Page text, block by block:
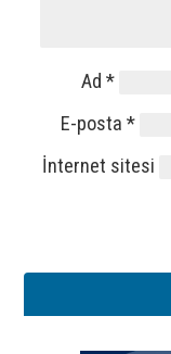
Ad*
E-posta*
İnternet sitesi